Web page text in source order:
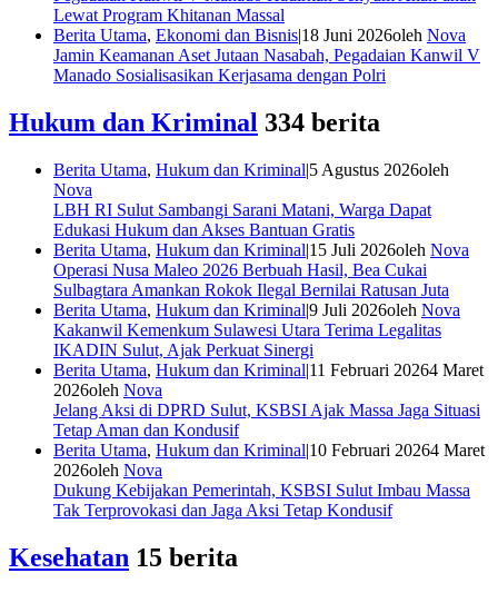
Lewat Program Khitanan Massal
Berita Utama, Ekonomi dan Bisnis|18 Juni 2026oleh Nova
Jamin Keamanan Aset Jutaan Nasabah, Pegadaian Kanwil V
Manado Sosialisasikan Kerjasama dengan Polri
Hukum dan Kriminal 334 berita
Berita Utama, Hukum dan Kriminal|5 Agustus 2026oleh
Nova
LBH RI Sulut Sambangi Sarani Matani, Warga Dapat
Edukasi Hukum dan Akses Bantuan Gratis
Berita Utama, Hukum dan Kriminal|15 Juli 2026oleh Nova
Operasi Nusa Maleo 2026 Berbuah Hasil, Bea Cukai
Sulbagtara Amankan Rokok Ilegal Bernilai Ratusan Juta
Berita Utama, Hukum dan Kriminal|9 Juli 2026oleh Nova
Kakanwil Kemenkum Sulawesi Utara Terima Legalitas
IKADIN Sulut, Ajak Perkuat Sinergi
Berita Utama, Hukum dan Kriminal|11 Februari 20264 Maret
2026oleh Nova
Jelang Aksi di DPRD Sulut, KSBSI Ajak Massa Jaga Situasi
Tetap Aman dan Kondusif
Berita Utama, Hukum dan Kriminal|10 Februari 20264 Maret
2026oleh Nova
Dukung Kebijakan Pemerintah, KSBSI Sulut Imbau Massa
Tak Terprovokasi dan Jaga Aksi Tetap Kondusif
Kesehatan 15 berita